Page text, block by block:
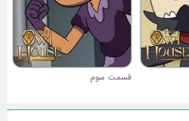
قسمت سوم